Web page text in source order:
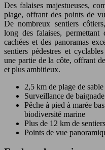
Des falaises majestueuses,
plage, offrant des points de
De nombreux sentiers
long des falaises, permettant
cachées et des panoramas
sentiers pédestres et
une partie de la côte, offrant
et plus ambitieux.
2,5 km de plage de
Surveillance de
Pêche à pied à marée
biodiversité marine
Plus de 12 km de
Points de vue